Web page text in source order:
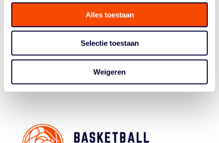
Alles toestaan
Selectie toestaan
Weigeren
Alle wedstrijden van het betreffende speelweekend zijn
Zodra er meer duidelijkheid is over het vervolg en de
nieuwe planning, volgt hierover verdere communicatie
richting de wedstrijdsecretarissen van de verenigingen.
De veiligheid van de hele basketbalgemeenschap staat
altijd voorop en wij vragen begrip voor deze beslissing.